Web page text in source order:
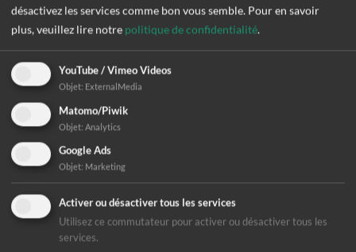
Téléphone : +49 7071 206-811
E-mail :info(at)difaem.de
Mention d'impression
Responsable du contenu : Directeur par intérim Wolfgang
Stäbler
Association allemande enregistrée : VR 380009
désactivez les services comme bon vous semble. Pour en savoir
plus, veuillez lire notre politique de confidentialité.
YouTube / Vimeo Videos
Objet: ExternalMedia
Matomo/Piwik
Objet: Analytics
Google Ads
Objet: Marketing
Activer ou désactiver tous les services
Utilisez ce commutateur pour activer ou désactiver tous les
services.